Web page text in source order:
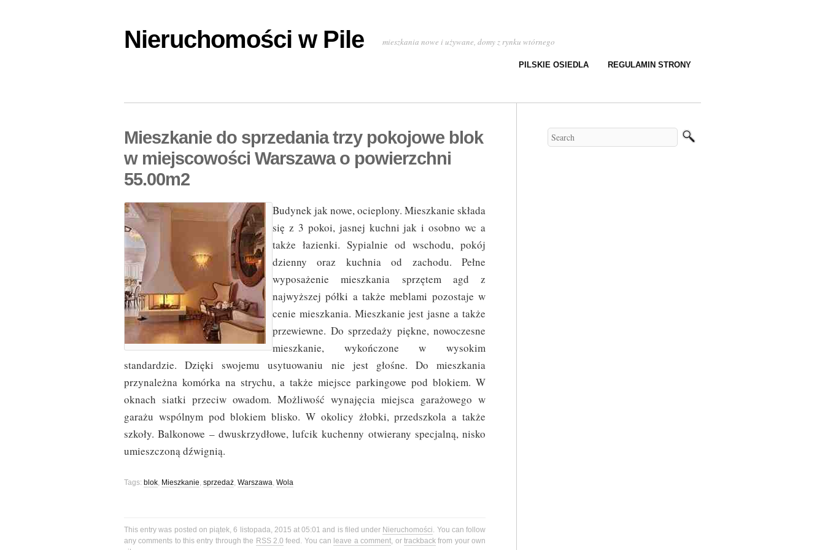
Nieruchomości w Pile mieszkania nowe i używane, domy z rynku wtórnego
PILSKIE OSIEDLA REGULAMIN STRONY
Mieszkanie do sprzedania trzy pokojowe blok
w miejscowości Warszawa o powierzchni
55.00m2
Budynek jak nowe, ocieplony. Mieszkanie składa
się z 3 pokoi, jasnej kuchni jak i osobno wc a
także łazienki. Sypialnie od wschodu, pokój
dzienny oraz kuchnia od zachodu. Pełne
wyposażenie mieszkania sprzętem agd z
najwyższej półki a także meblami pozostaje w
cenie mieszkania. Mieszkanie jest jasne a także
przewiewne. Do sprzedaży piękne, nowoczesne
mieszkanie, wykończone w wysokim
standardzie. Dzięki swojemu usytuowaniu nie jest głośne. Do mieszkania
przynależna komórka na strychu, a także miejsce parkingowe pod blokiem. W
oknach siatki przeciw owadom. Możliwość wynajęcia miejsca garażowego w
garażu wspólnym pod blokiem blisko. W okolicy żłobki, przedszkola a także
szkoły. Balkonowe – dwuskrzydłowe, lufcik kuchenny otwierany specjalną, nisko
umieszczoną dźwignią.
Tags: blok, Mieszkanie, sprzedaż, Warszawa, Wola
This entry was posted on piątek, 6 listopada, 2015 at 05:01 and is filed under Nieruchomości. You can follow
any comments to this entry through the RSS 2.0 feed. You can leave a comment, or trackbackfrom your own